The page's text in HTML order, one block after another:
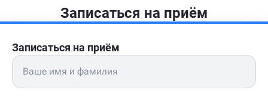
Записаться на приём
Записаться на приём